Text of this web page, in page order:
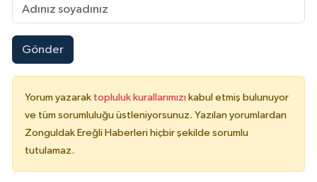
Gönder
Yorum yazarak topluluk kurallarımızı kabul etmiş bulunuyor
ve tüm sorumluluğu üstleniyorsunuz. Yazılan yorumlardan
Zonguldak Ereğli Haberleri hiçbir şekilde sorumlu
tutulamaz.